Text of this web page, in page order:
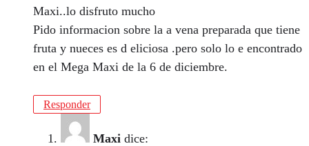
Maxi..lo disfruto mucho
Pido informacion sobre la a vena preparada que tiene
fruta y nueces es d eliciosa .pero solo lo e encontrado
en el Mega Maxi de la 6 de diciembre.
Responder
Maxi dice: